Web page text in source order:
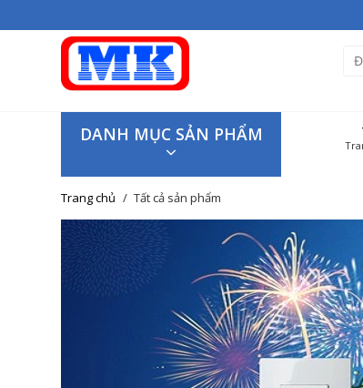
DANH MỤC SẢN PHẨM
Trang chủ Tất cả sản phẩm
sản
Giao hàng trên toàn
Tiếp tục mua hàng